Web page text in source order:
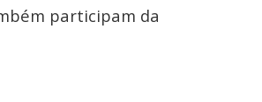
participam da